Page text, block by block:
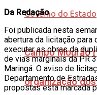
Campo Mourão
organização
Da Redação
Foi publicada nesta
abertura da licitação para
executar as obras da
de vias marginais da PR
Maringá. O aviso de
Departamento de
propostas está marcada